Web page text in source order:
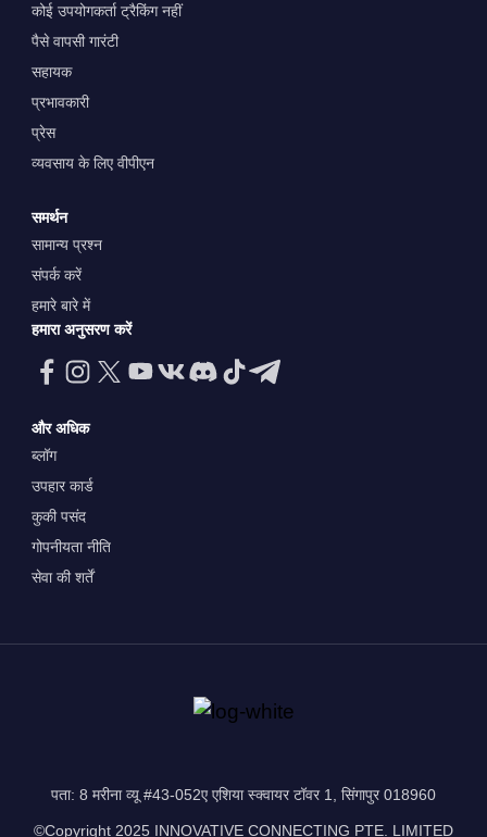
कोई उपयोगकर्ता ट्रैकिंग नहीं
पैसे वापसी गारंटी
सहायक
प्रभावकारी
प्रेस
व्यवसाय के लिए वीपीएन
समर्थन
सामान्य प्रश्न
संपर्क करें
हमारे बारे में
हमारा अनुसरण करें
और अधिक
ब्लॉग
उपहार कार्ड
कुकी पसंद
गोपनीयता नीति
सेवा की शर्तें
पता: 8 मरीना व्यू #43-052ए एशिया स्क्वायर टॉवर 1, सिंगापुर 018960
©Copyright 2025 INNOVATIVE CONNECTING PTE. LIMITED